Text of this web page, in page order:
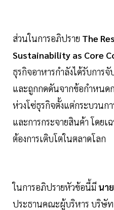
ส่วนในการอภิปราย The
Sustainability as Core
ธุรกิจอาหารกำลังได้รับการ
และถูกกดดันจากข้อกำหนด
ห่วงโซ่ธุรกิจตั้งแต่กระบวนก
และการกระจายสินค้า โดยเ
ต้องการเติบโตในตลาดโลก
ในการอภิปรายหัวข้อนี้มี นา
ประธานคณะผู้บริหาร บริษัท